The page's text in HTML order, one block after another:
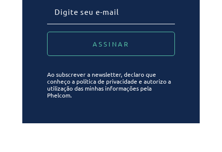
Ao subscrever a newsletter, declaro que
conheço a política de privacidade e autorizo a
utilização das minhas informações pela
Phelcom.